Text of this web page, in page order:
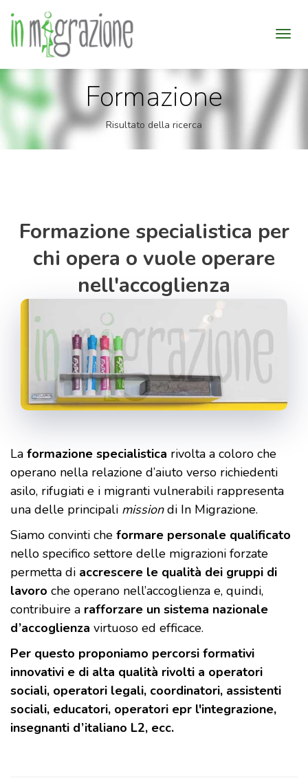
Formazione
Risultato della ricerca
Formazione specialistica per
chi opera o vuole operare
nell'accoglienza
La formazione specialistica rivolta a coloro che
operano nella relazione d’aiuto verso richiedenti
asilo, rifugiati e i migranti vulnerabili rappresenta
una delle principali missiondi In Migrazione.
Siamo convinti che formare personale qualificato
nello specifico settore delle migrazioni forzate
permetta di accrescere le qualità dei gruppi di
lavoro che operano nell’accoglienza e, quindi,
contribuire a rafforzare un sistema nazionale
d’accoglienza virtuoso ed efficace.
Per questo proponiamo percorsi formativi
innovativi e di alta qualità rivolti a operatori
sociali, operatori legali, coordinatori, assistenti
sociali, educatori, operatori epr l'integrazione,
insegnanti d’italiano L2, ecc.